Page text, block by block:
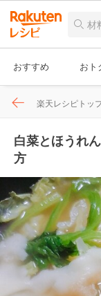
おすすめ おト
楽天レシピトッ
白菜とほうれ
方